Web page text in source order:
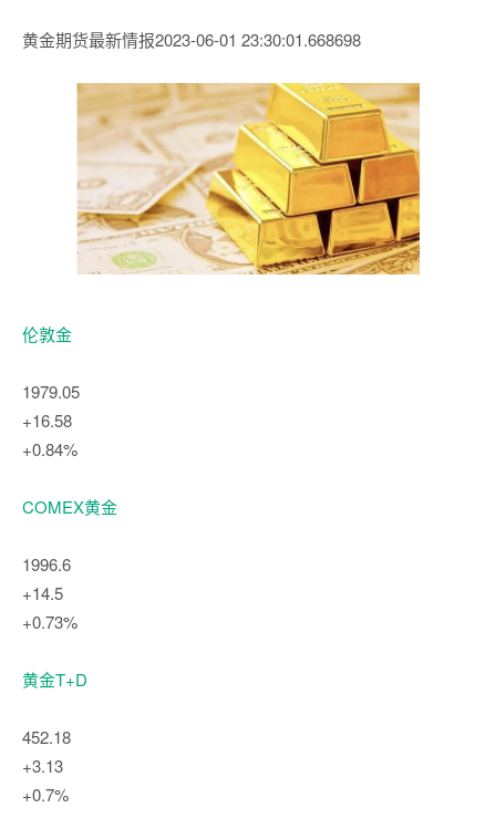
黄金期货最新情报2023-06-01 23:30:01.668698
伦敦金
1979.05
+16.58
+0.84%
COMEX黄金
1996.6
+14.5
+0.73%
黄金T+D
452.18
+3.13
+0.7%